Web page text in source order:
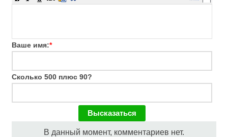
Ваше имя:*
Сколько 500 плюс 90?
В данный момент, комментариев нет.